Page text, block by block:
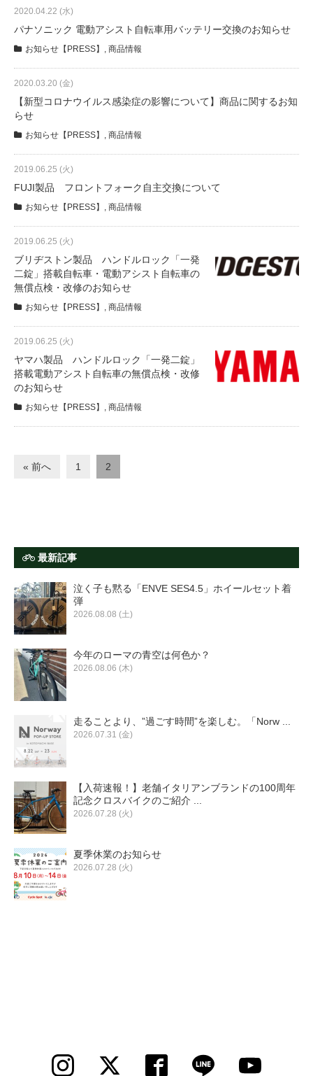
オリジナル自転車
PB全車種カタログ
Norwayシリーズ
eVita
コンテンツ
店舗ブログ
イベント
メディア
求人情報
その他
お問い合わせ
会社概要
2020.04.22 (水)
パナソニック 電動アシスト自転車用バッテリー交換のお知らせ
お知らせ【PRESS】 商品情報
2020.03.20 (金)
【新型コロナウイルス感染症の影響について】商品に関するお知
らせ
お知らせ【PRESS】 商品情報
2019.06.25 (火)
FUJI製品 フロントフォーク自主交換について
お知らせ【PRESS】 商品情報
2019.06.25 (火)
ブリヂストン製品 ハンドルロック「一発
二錠」搭載自転車・電動アシスト自転車の
無償点検・改修のお知らせ
お知らせ【PRESS】 商品情報
2019.06.25 (火)
ヤマハ製品 ハンドルロック「一発二錠」
搭載電動アシスト自転車の無償点検・改修
のお知らせ
お知らせ【PRESS】 商品情報
« 前へ 1 2
最新記事
泣く子も黙る「ENVE SES4.5」ホイールセット着
弾
2026.08.08 (土)
今年のローマの青空は何色か？
2026.08.06 (木)
走ることより、”過ごす時間”を楽しむ。「Norw ...
2026.07.31 (金)
【入荷速報！】老舗イタリアンブランドの100周年
記念クロスバイクのご紹介 ...
2026.07.28 (火)
夏季休業のお知らせ
2026.07.28 (火)